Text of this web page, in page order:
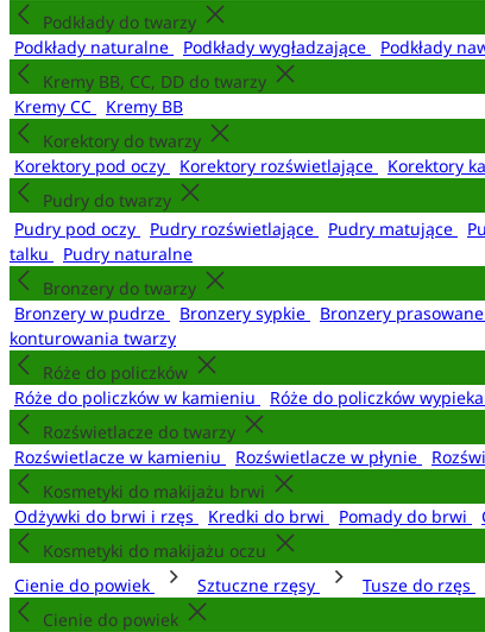
Podkłady do twarzy
Podkłady naturalne
Podkłady wygładzające Podkłady
Kremy BB, CC, DD do twarzy
Kremy CC
Kremy BB
Korektory do twarzy
Korektory pod oczy
Korektory rozświetlające Korektory
Pudry do twarzy
Pudry pod oczy
Pudry rozświetlające Pudry matujące
talku
Pudry naturalne
Bronzery do twarzy
Bronzery w pudrze
Bronzery sypkie Bronzery prasowane
konturowania twarzy
Róże do policzków
Róże do policzków w kamieniu
Róże do policzków
Rozświetlacze do twarzy
Rozświetlacze w kamieniu
Rozświetlacze w płynie
Kosmetyki do makijażu brwi
Odżywki do brwi i rzęs
Kredki do brwi Pomady do brwi
Kosmetyki do makijażu oczu
Cienie do powiek
Sztuczne rzęsy Tusze do rzęs
Cienie do powiek